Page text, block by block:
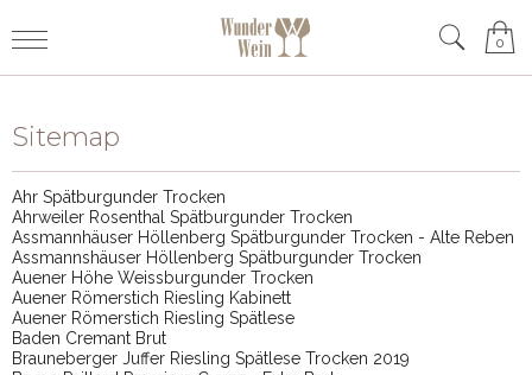
0
Sitemap
Ahr Spätburgunder Trocken
Ahrweiler Rosenthal Spätburgunder Trocken
Assmannhäuser Höllenberg Spätburgunder Trocken - Alte Reben
Assmannshäuser Höllenberg Spätburgunder Trocken
Auener Höhe Weissburgunder Trocken
Auener Römerstich Riesling Kabinett
Auener Römerstich Riesling Spätlese
Baden Cremant Brut
Brauneberger Juffer Riesling Spätlese Trocken 2019